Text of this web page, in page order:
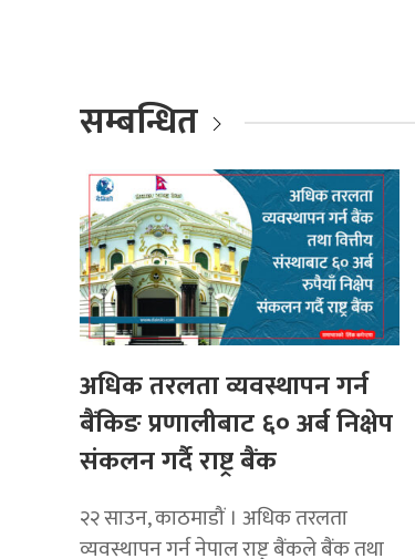
सम्बन्धित
अधिक तरलता व्यवस्थापन गर्न
बैंकिङ प्रणालीबाट ६० अर्ब निक्षेप
संकलन गर्दै राष्ट्र बैंक
२२ साउन, काठमाडौं । अधिक तरलता
व्यवस्थापन गर्न नेपाल राष्ट्र बैंकले बैंक तथा